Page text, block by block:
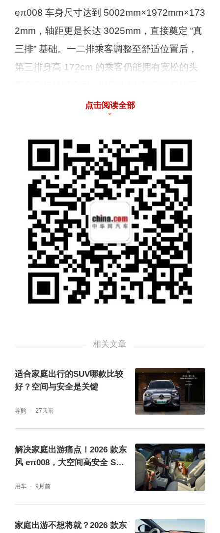
eπ008 车身尺寸达到 5002mm×1972mm×173
2mm，轴距更是长达 3025mm，直接奠定 “真
三排” 基础。一二排乘客调整至舒适位置后，
第三排身高 172cm 的乘客仍能拥有宽松的头
急” 的尴尬，即便是三代同堂长途旅行，也能
化了第三排座椅靠背形面，并新增儿童座椅接
口（ISO FIX），专门适配老人与孩子的乘坐
习惯，儿童安全座椅安装也更便捷，进一步贴
合家庭出行需求。
第二排的 “豪华配置” 进一步提升体验。二排右
侧配备零重力座椅，支持十向电动调节、三档
通风加热与十点式按摩（相比 2025 款按摩力
度加强 30%、面积增加 30%，三层气袋空载
顶出高度达 65mm），老人久坐也不易疲劳；
业、老人看报纸都能轻松实现；六座版专属升
级的二排独立空调控制屏与 “60W Type C+18
W Type C” 双接口，让后排乘客可自主调节温
点击阅读全部
相关文章
适合家庭出行的SUV哪款比较
好？空间与安全是关键
导购 27天前
解决家庭出游痛点！2026 款东
风 eπ008，大空间高安全 SUV
用车 9月前
家庭出游不想将就？2026 款东